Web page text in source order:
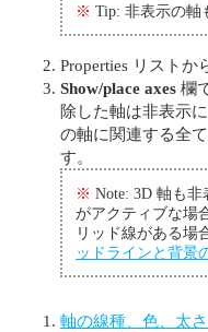
※ Tip: 非表示の軸
Properties リストか
Show/place axes 欄
除した軸は非表示
の軸に関連する全
す。
※ Note: 3D 軸も
がアクティブな場
リッド線がある場
ッドラインと背景
軸の線種、色、太